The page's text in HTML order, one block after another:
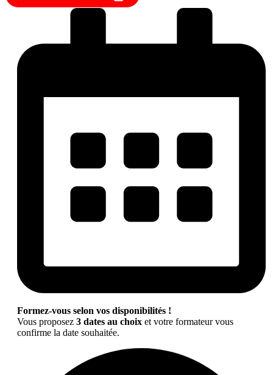
Formez-vous selon vos disponibilités !
Vous proposez 3 dates au choix et votre formateur vous
confirme la date souhaitée.